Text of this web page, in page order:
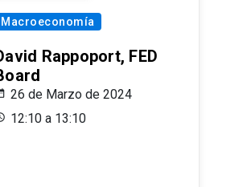
Macroeconomía
Rappoport, FED
26 de Marzo de 2024
12:10 a 13:10